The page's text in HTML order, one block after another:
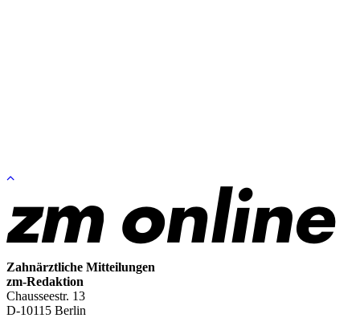
Zum
springen
Zahnärztliche Mitteilungen
zm-Redaktion
Chausseestr. 13
D-10115 Berlin